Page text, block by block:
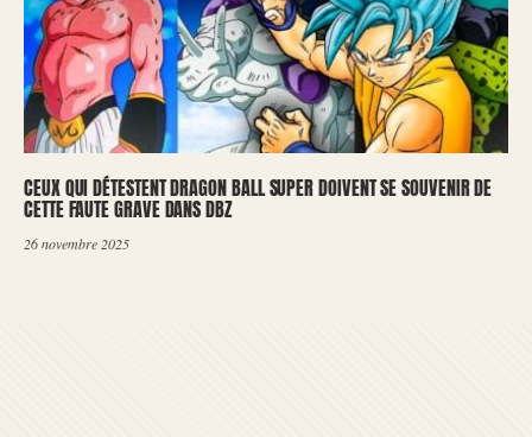
CEUX QUI DÉTESTENT DRAGON BALL SUPER DOIVENT SE SOUVENIR DE
CETTE FAUTE GRAVE DANS DBZ
26 novembre 2025